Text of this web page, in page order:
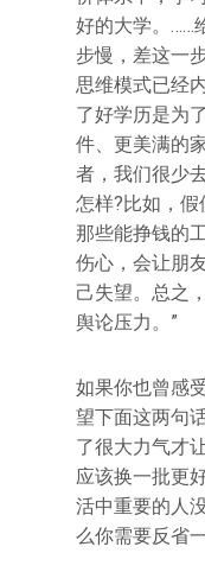
好的大学。……
步慢，差这一
思维模式已经
了好学历是为
件、更美满的
者，我们很少
怎样?比如，
那些能挣钱的
伤心，会让朋
己失望。总之
舆论压力。”
如果你也曾感
望下面这两句
了很大力气才
应该换一批更
活中重要的人
么你需要反省